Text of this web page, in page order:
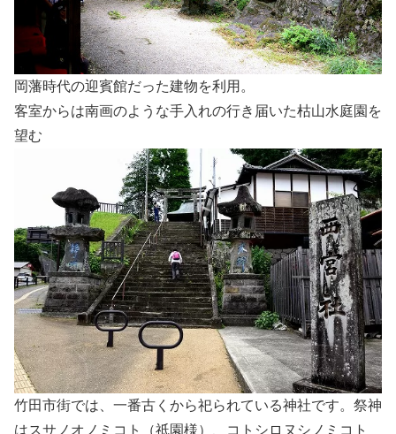
岡藩時代の迎賓館だった建物を利用。
客室からは南画のような手入れの行き届いた枯山水庭園を
望む
竹田市街では、一番古くから祀られている神社です。祭神
はスサノオノミコト（祇園様）、コトシロヌシノミコト